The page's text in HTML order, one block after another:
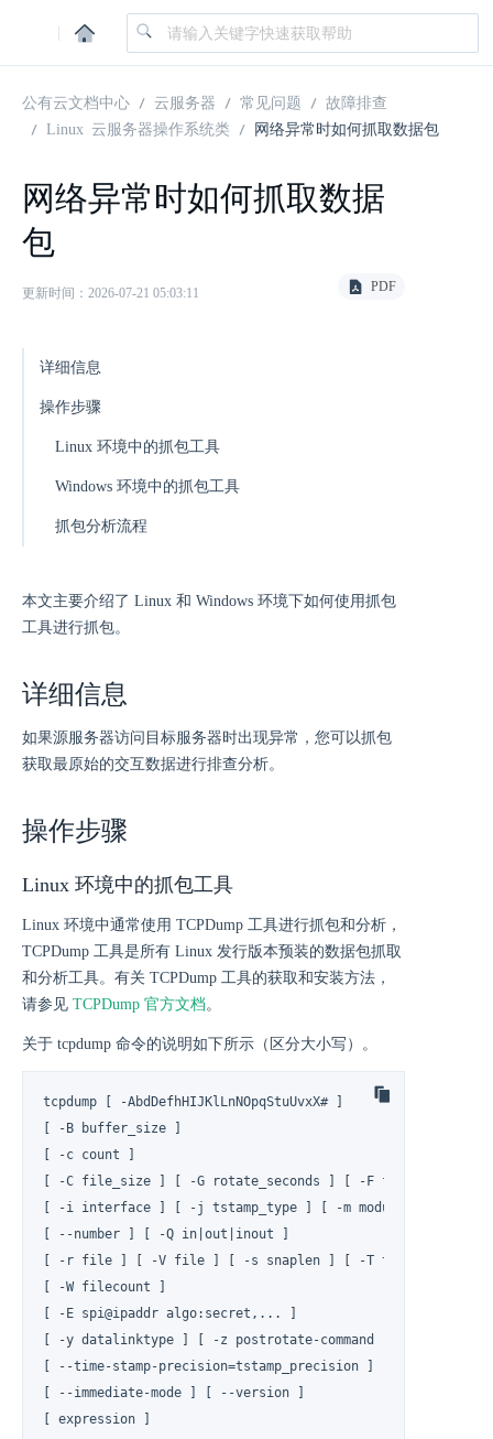
|
公有云文档中心 云服务器 常见问题
故障排查
Linux 云服务器操作系统类
网络异常时如何抓取数据包
网络异常时如何抓取数据
包
更新时间：2026-07-21 05:03:11 PDF
详细信息
操作步骤
Linux 环境中的抓包工具
Windows 环境中的抓包工具
抓包分析流程
本文主要介绍了 Linux 和 Windows 环境下如何使用抓包
工具进行抓包。
详细信息
如果源服务器访问目标服务器时出现异常，您可以抓包
获取最原始的交互数据进行排查分析。
操作步骤
Linux 环境中的抓包工具
Linux 环境中通常使用 TCPDump 工具进行抓包和分析，
TCPDump 工具是所有 Linux 发行版本预装的数据包抓取
和分析工具。有关 TCPDump 工具的获取和安装方法，
请参见 TCPDump 官方文档。
关于 tcpdump 命令的说明如下所示（区分大小写）。
tcpdump [ -AbdDefhHIJKlLnNOpqStuUvxX# ]
[ -B buffer_size ]
[ -c count ]
[ -C file_size ] [ -G rotate_seconds ] [ -F file ]
[ -i interface ] [ -j tstamp_type ] [ -m module ] [ -M
[ --number ] [ -Q in|out|inout ]
[ -r file ] [ -V file ] [ -s snaplen ] [ -T type ] [ -w
[ -W filecount ]
[ -E spi@ipaddr algo:secret,... ]
[ -y datalinktype ] [ -z postrotate-command ] [ -Z user ]
[ --time-stamp-precision=tstamp_precision ]
[ --immediate-mode ] [ --version ]
[ expression ]